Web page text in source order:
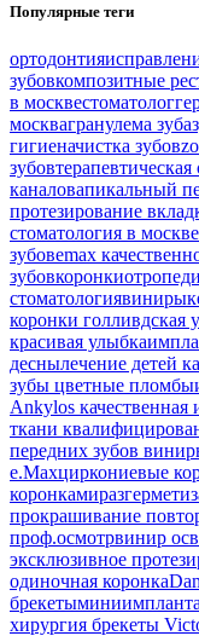
Популярные теги
ортодонтия
зубовкомпозитные
в москвестоматолог
москвагранулема зуба
гигиеначистка зубов
зубов
каналовапикальный
протезирование
стоматология в москве
зубовemax
зубовкоронки
стоматологиявиниры
коронки голливдская
красивая улыбка
деснылечение детей
зубы цветные пломбы
Ankylos
ткани
передних зубов
e.Maxциркониевые
коронками
прокрашивание
проф.осмотрвинир
эксклюзивное
одиночная коронка
брекеты
хирургия брекеты